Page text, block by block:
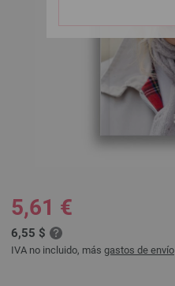
5,61 €
6,55 $
IVA no incluido, más gastos de envío